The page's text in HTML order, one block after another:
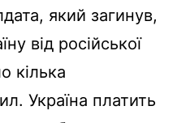
який загинув,
від російської
кілька
Україна платить